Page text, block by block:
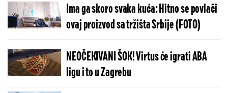
Ima ga skoro svaka kuća: Hitno se povlači
ovaj proizvod sa tržišta Srbije (FOTO)
NEOČEKIVANI ŠOK! Virtus će igrati ABA
ligu i to u Zagrebu